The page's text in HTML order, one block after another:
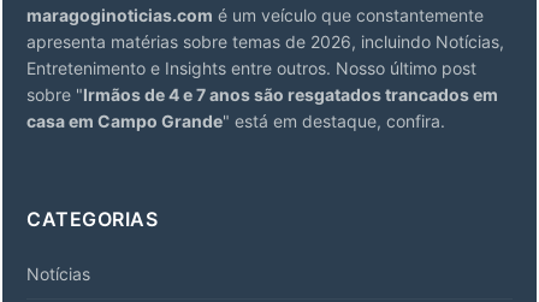
maragoginoticias.com é um veículo que constantemente
apresenta matérias sobre temas de 2026, incluindo Notícias,
Entretenimento e Insights entre outros. Nosso último post
sobre "Irmãos de 4 e 7 anos são resgatados trancados em
casa em Campo Grande" está em destaque, confira.
CATEGORIAS
Notícias